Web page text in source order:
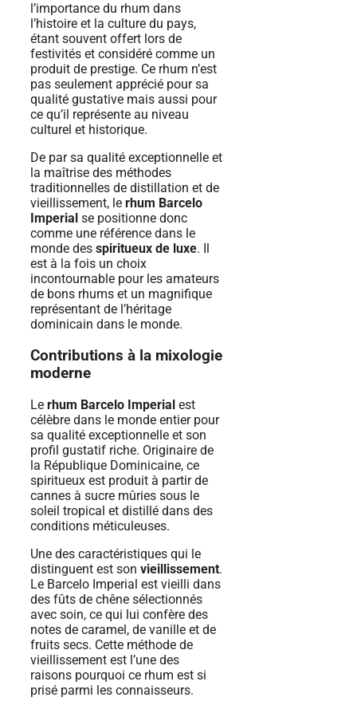
l’importance du rhum dans
l’histoire et la culture du pays,
étant souvent offert lors de
festivités et considéré comme un
produit de prestige. Ce rhum n’est
pas seulement apprécié pour sa
qualité gustative mais aussi pour
ce qu’il représente au niveau
culturel et historique.
De par sa qualité exceptionnelle et
la maîtrise des méthodes
traditionnelles de distillation et de
vieillissement, le rhum Barcelo
Imperial se positionne donc
comme une référence dans le
monde des spiritueux de luxe. Il
est à la fois un choix
incontournable pour les amateurs
de bons rhums et un magnifique
représentant de l’héritage
dominicain dans le monde.
Contributions à la mixologie
moderne
Le rhum Barcelo Imperial est
célèbre dans le monde entier pour
sa qualité exceptionnelle et son
profil gustatif riche. Originaire de
la République Dominicaine, ce
spiritueux est produit à partir de
cannes à sucre mûries sous le
soleil tropical et distillé dans des
conditions méticuleuses.
Une des caractéristiques qui le
distinguent est son vieillissement.
Le Barcelo Imperial est vieilli dans
des fûts de chêne sélectionnés
avec soin, ce qui lui confère des
notes de caramel, de vanille et de
fruits secs. Cette méthode de
vieillissement est l’une des
raisons pourquoi ce rhum est si
prisé parmi les connaisseurs.